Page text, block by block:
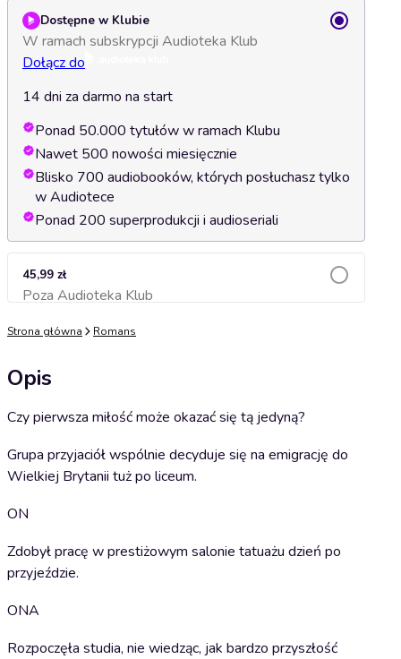
Dostępne w Klubie
W ramach subskrypcji Audioteka Klub
Dołącz do
14 dni za darmo na start
Ponad 50.000 tytułów w ramach Klubu
Nawet 500 nowości miesięcznie
Blisko 700 audiobooków, których posłuchasz tylko
w Audiotece
Ponad 200 superprodukcji i audioseriali
45,99 zł
Poza Audioteka KlubDodaj do koszyka
Strona główna Romans
Opis
Czy pierwsza miłość może okazać się tą jedyną?
Grupa przyjaciół wspólnie decyduje się na emigrację do
Wielkiej Brytanii tuż po liceum.
ON
Zdobył pracę w prestiżowym salonie tatuażu dzień po
przyjeździe.
ONA
Rozpoczęła studia, nie wiedząc, jak bardzo przyszłość